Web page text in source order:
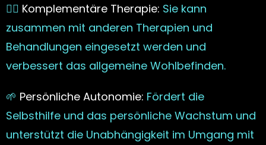
🧘‍♀️ Komplementäre Therapie: Sie kann
zusammen mit anderen Therapien und
Behandlungen eingesetzt werden und
verbessert das allgemeine Wohlbefinden.
🌱 Persönliche Autonomie: Fördert die
Selbsthilfe und das persönliche Wachstum und
unterstützt die Unabhängigkeit im Umgang mit